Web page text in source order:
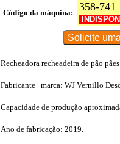
Código da máquina: 358-741
Recheadora recheadeira de pão
Fabricante | marca: WJ Vernillo
Capacidade de produção
Ano de fabricação: 2019.